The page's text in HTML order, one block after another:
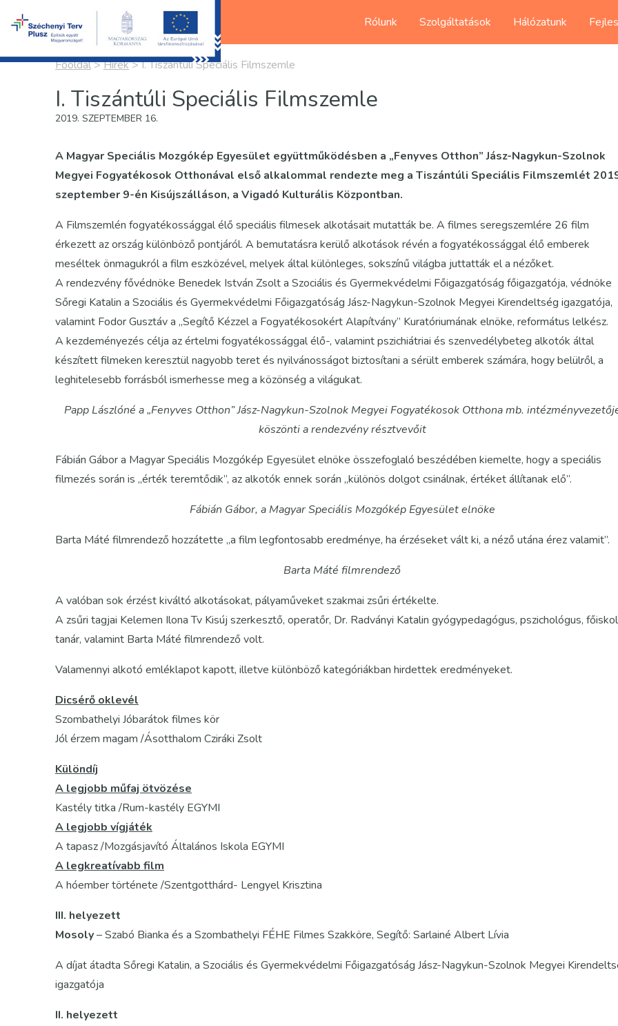
Rólunk Szolgáltatások Hálózatunk
Főoldal>Hírek>I. Tiszántúli Speciális Filmszemle
I. Tiszántúli Speciális Filmszemle
2019. SZEPTEMBER 16.
A Magyar Speciális Mozgókép Egyesület együttműködésben a „Fenyves Otthon” Jász-Nagykun-Szolnok
Megyei Fogyatékosok Otthonával első alkalommal rendezte meg a Tiszántúli Speciális Filmszemlét
szeptember 9-én Kisújszálláson, a Vigadó Kulturális Központban.
A Filmszemlén fogyatékossággal élő speciális filmesek alkotásait mutatták be. A filmes seregszemlére 26 film
érkezett az ország különböző pontjáról. A bemutatásra kerülő alkotások révén a fogyatékossággal élő emberek
meséltek önmagukról a film eszközével, melyek által különleges, sokszínű világba juttatták el a nézőket.
A rendezvény fővédnöke Benedek István Zsolt a Szociális és Gyermekvédelmi Főigazgatóság főigazgatója, védnöke
Sőregi Katalin a Szociális és Gyermekvédelmi Főigazgatóság Jász-Nagykun-Szolnok Megyei Kirendeltség igazgatója,
valamint Fodor Gusztáv a „Segítő Kézzel a Fogyatékosokért Alapítvány” Kuratóriumának elnöke, református lelkész.
A kezdeményezés célja az értelmi fogyatékossággal élő-, valamint pszichiátriai és szenvedélybeteg alkotók által
készített filmeken keresztül nagyobb teret és nyilvánosságot biztosítani a sérült emberek számára, hogy belülről, a
leghitelesebb forrásból ismerhesse meg a közönség a világukat.
Papp Lászlóné a „Fenyves Otthon” Jász-Nagykun-Szolnok Megyei Fogyatékosok Otthona mb.
köszönti a rendezvény résztvevőit
Fábián Gábor a Magyar Speciális Mozgókép Egyesület elnöke összefoglaló beszédében kiemelte, hogy a speciális
filmezés során is „érték teremtődik”, az alkotók ennek során „különös dolgot csinálnak, értéket állítanak elő”.
Fábián Gábor, a Magyar Speciális Mozgókép Egyesület elnöke
Barta Máté filmrendező hozzátette „a film legfontosabb eredménye, ha érzéseket vált ki, a néző utána érez valamit”.
Barta Máté filmrendező
A valóban sok érzést kiváltó alkotásokat, pályaműveket szakmai zsűri értékelte.
A zsűri tagjai Kelemen Ilona Tv Kisúj szerkesztő, operatőr, Dr. Radványi Katalin gyógypedagógus, pszichológus,
tanár, valamint Barta Máté filmrendező volt.
Valamennyi alkotó emléklapot kapott, illetve különböző kategóriákban hirdettek eredményeket.
Dicsérő oklevél
Szombathelyi Jóbarátok filmes kör
Jól érzem magam /Ásotthalom Cziráki Zsolt
Különdíj
A legjobb műfaj ötvözése
Kastély titka /Rum-kastély EGYMI
A legjobb vígjáték
A tapasz /Mozgásjavító Általános Iskola EGYMI
A legkreatívabb film
A hóember története /Szentgotthárd- Lengyel Krisztina
III. helyezett
Mosoly– Szabó Bianka és a Szombathelyi FÉHE Filmes Szakköre, Segítő: Sarlainé Albert Lívia
A díjat átadta Sőregi Katalin, a Szociális és Gyermekvédelmi Főigazgatóság Jász-Nagykun-Szolnok Megyei
igazgatója
II. helyezett